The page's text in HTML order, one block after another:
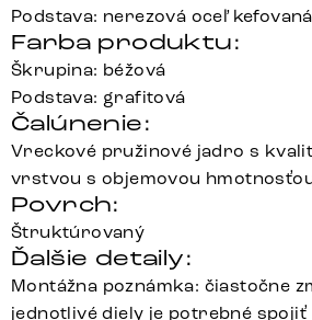
Podstava: nerezová oceľ kefovaná
Farba produktu:
Škrupina: béžová
Podstava: grafitová
Čalúnenie:
Vreckové pružinové jadro s
vrstvou s objemovou
Povrch:
Štruktúrovaný
Ďalšie detaily:
Montážna poznámka: čiastočne
jednotlivé diely je potrebné spojiť